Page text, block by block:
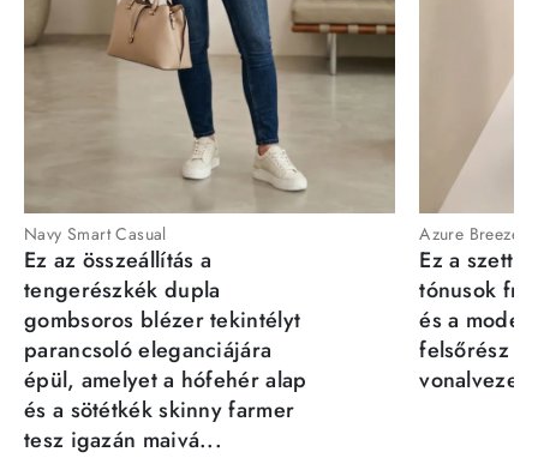
Navy Smart Casual
Ez az összeállítás a
tengerészkék dupla
gombsoros blézer tekintélyt
parancsoló eleganciájára
épül, amelyet a hófehér alap
és a sötétkék skinny farmer
tesz igazán maivá...
Azure Breeze
Ez a szett
tónusok
és a
felsőrész